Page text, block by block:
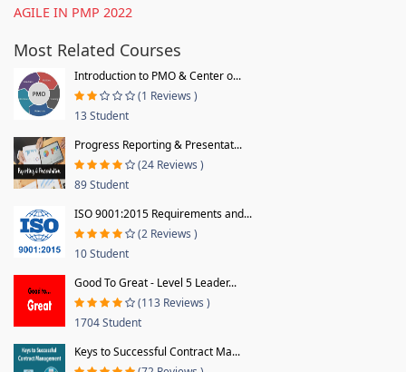
AGILE IN PMP 2022
Most Related Courses
Introduction to PMO & Center o...
(1 Reviews )
13 Student
Progress Reporting & Presentat...
(24 Reviews )
89 Student
ISO 9001:2015 Requirements and...
(2 Reviews )
10 Student
Good To Great - Level 5 Leader...
(113 Reviews )
1704 Student
Keys to Successful Contract Ma...